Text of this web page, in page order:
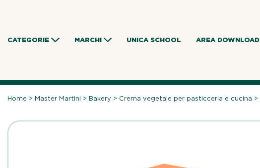
CATEGORIE MARCHI UNICA SCHOOL AREA DOWNLOAD
Home >Master Martini >Bakery > Crema vegetale per pasticceria e cucina >